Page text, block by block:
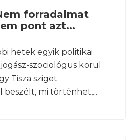
forradalmat
pont azt...
hetek egyik politikai
szociológus körül
Tisza sziget
mi történhet,...